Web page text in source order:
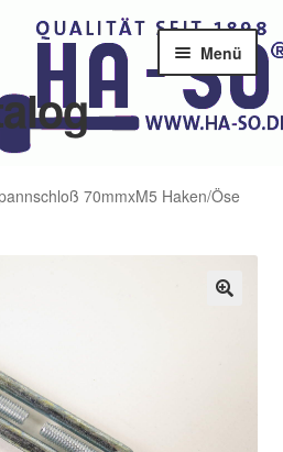
Menü
70mmxM5 Haken/Öse